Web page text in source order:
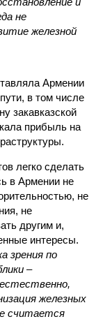
не
железной
Армении
в том числе
закавказской
прибыль на
легко сделать
в Армении не
не
не
другим и,
интересы.
зрения по
–
железных
считается